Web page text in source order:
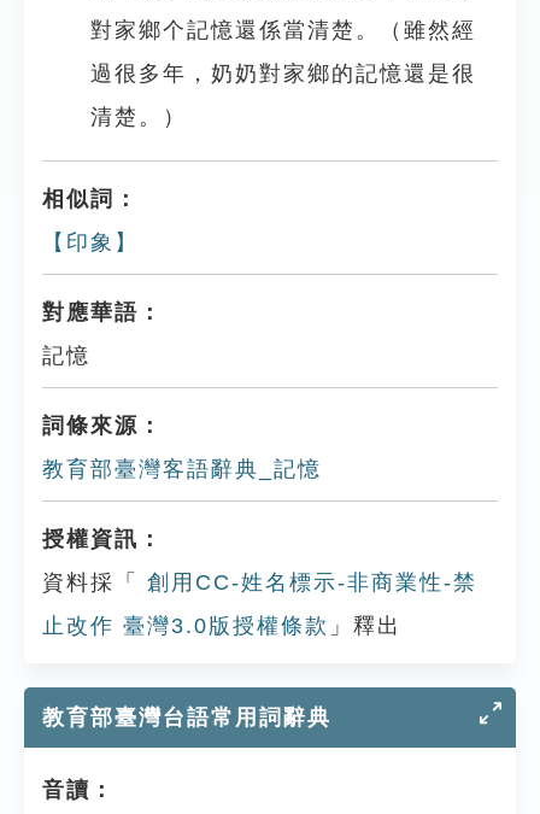
對家鄉个記憶還係當清楚。（雖然經
過很多年，奶奶對家鄉的記憶還是很
清楚。）
相似詞：
【印象】
對應華語：
記憶
詞條來源：
教育部臺灣客語辭典_記憶
授權資訊：
資料採「
創用CC-姓名標示-非商業性-禁
止改作 臺灣3.0版授權條款 」釋出
教育部臺灣台語常用詞辭典
音讀：